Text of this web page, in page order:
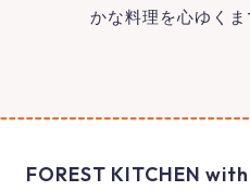
かな料理を心ゆくま
FOREST KITCHEN